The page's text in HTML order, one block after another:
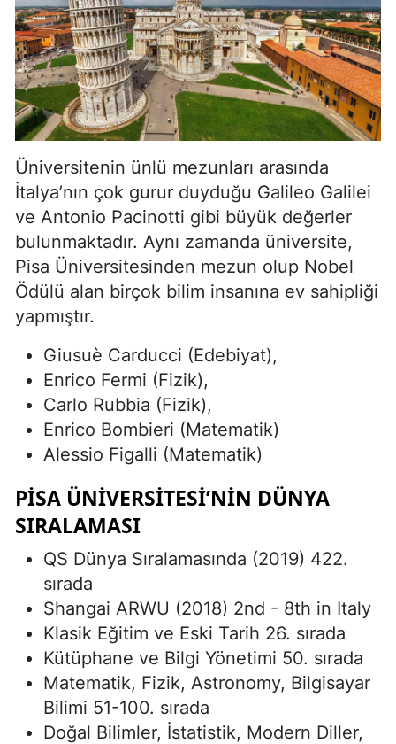
Üniversitenin ünlü mezunları arasında
İtalya’nın çok gurur duyduğu Galileo Galilei
ve Antonio Pacinotti gibi büyük değerler
bulunmaktadır. Aynı zamanda üniversite,
Pisa Üniversitesinden mezun olup Nobel
Ödülü alan birçok bilim insanına ev sahipliği
yapmıştır.
Giusuè Carducci (Edebiyat),
Enrico Fermi (Fizik),
Carlo Rubbia (Fizik),
Enrico Bombieri (Matematik)
Alessio Figalli (Matematik)
PISA ÜNIVERSITESI’NIN DÜNYA
SIRALAMASI
QS Dünya Sıralamasında (2019) 422.
sırada
Shangai ARWU (2018) 2nd - 8th in Italy
Klasik Eğitim ve Eski Tarih 26. sırada
Kütüphane ve Bilgi Yönetimi 50. sırada
Matematik, Fizik, Astronomy, Bilgisayar
Bilimi 51-100. sırada
Doğal Bilimler, İstatistik, Modern Diller,